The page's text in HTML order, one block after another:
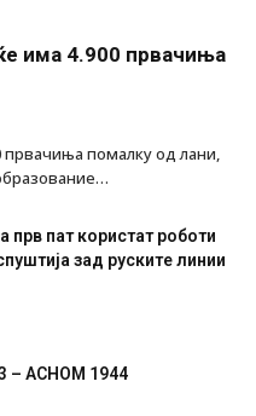
има 4.900 првачиња
помалку од лани,
прв пат користат роботи
зад руските линии
– АСНОМ 1944